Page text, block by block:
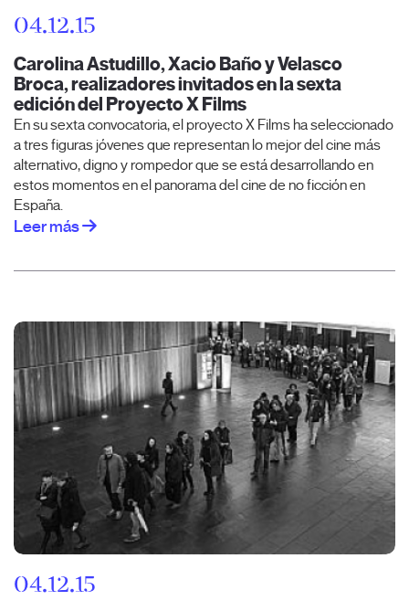
04.12.15
Carolina Astudillo, Xacio Baño y Velasco
Broca, realizadores invitados en la sexta
edición del Proyecto X Films
En su sexta convocatoria, el proyecto X Films ha seleccionado
a tres figuras jóvenes que representan lo mejor del cine más
alternativo, digno y rompedor que se está desarrollando en
estos momentos en el panorama del cine de no ficción en
España.
Leer más
04.12.15